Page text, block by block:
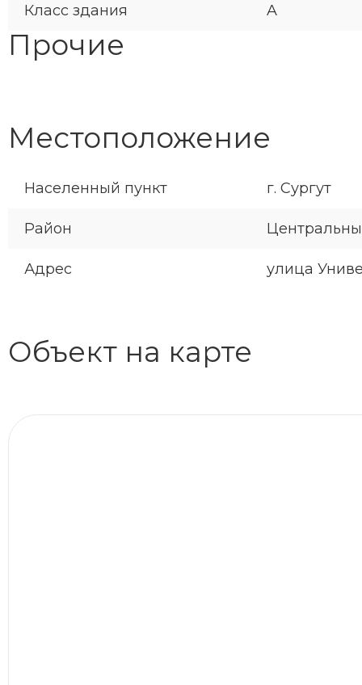
Класс здания A
Объект на карте
Местоположение
Населенный пункт г. Сургут
Район
Адрес улица
Прочие